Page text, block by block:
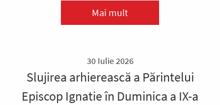
Mai mult
30 Iulie 2026
Slujirea arhierească a Părintelui
Episcop Ignatie în Duminica a IX-a